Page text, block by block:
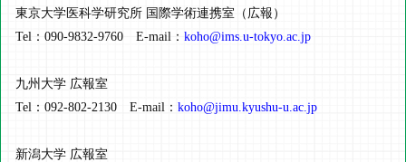
東京大学医科学研究所 国際学術連携室（広報）
Tel：090-9832-9760 E-mail： koho@ims.u-tokyo.ac.jp
九州大学 広報室
Tel：092-802-2130 E-mail： koho@jimu.kyushu-u.ac.jp
新潟大学 広報室